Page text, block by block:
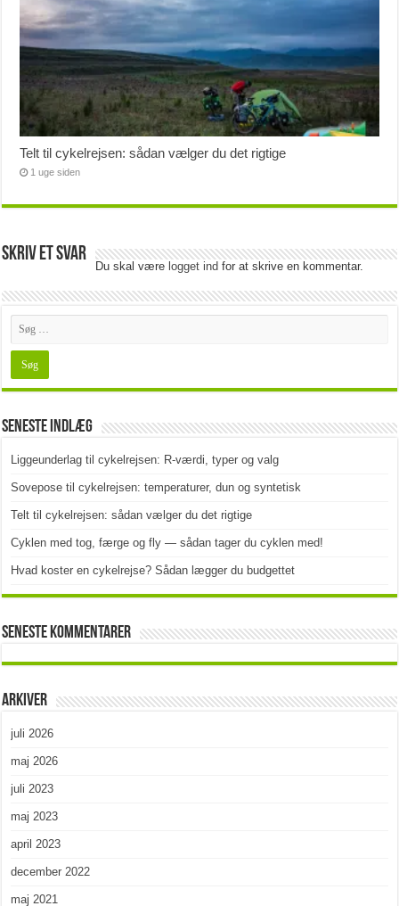
Telt til cykelrejsen: sådan vælger du det rigtige
1 uge siden
Skriv et svar
Du skal værelogget ind for at skrive en kommentar.
Seneste indlæg
Liggeunderlag til cykelrejsen: R-værdi, typer og valg
Sovepose til cykelrejsen: temperaturer, dun og syntetisk
Telt til cykelrejsen: sådan vælger du det rigtige
Cyklen med tog, færge og fly — sådan tager du cyklen med!
Hvad koster en cykelrejse? Sådan lægger du budgettet
Seneste kommentarer
Arkiver
juli 2026
maj 2026
juli 2023
maj 2023
april 2023
december 2022
maj 2021